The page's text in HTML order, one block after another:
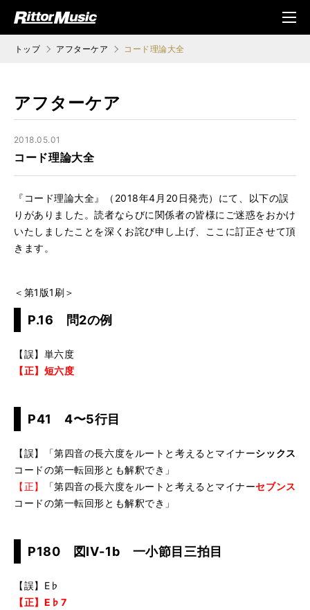
ジック (Rittor Musi
メニ
ュ
トップ アフターケア コード理論大全
アフターケア
2018.05.01
コード理論大全
『コード理論大全』（2018年4月20日発売）にて、以下の誤
りがありました。読者ならびに関係者の皆様にご迷惑をおかけ
いたしましたことを深くお詫び申し上げ、ここに訂正させて頂
きます。
＜第1版1刷＞
P.16 問2の例
【誤】単六度
【正】短六度
P41 4〜5行目
【誤】「第四音の長六度をルートと考えるとマイナーシックス
コードの第一転回形とも解釈でき」
【正】
「第四音の長六度をルートと考えるとマイナーセブンス
コードの第一転回形とも解釈でき」
P180 図IV-1b 一小節目三拍目
【誤】E♭
【正】E♭7